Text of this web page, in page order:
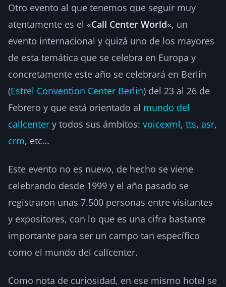
Otro evento al que tenemos que seguir muy
atentamente es el «Call Center World«, un
evento internacional y quizá uno de los mayores
de esta temática que se celebra en Europa y
concretamente este año se celebrará en Berlín
(Estrel Convention Center Berlin) del 23 al 26 de
Febrero y que está orientado al mundo del
callcenter y todos sus ámbitos: voicexml, tts, asr,
crm, etc…
Este evento no es nuevo, de hecho se viene
celebrando desde 1999 y el año pasado se
registraron unas 7.500 personas entre visitantes
y expositores, con lo que es una cifra bastante
importante para ser un campo tan específico
como el mundo del callcenter.
Como nota de curiosidad, en ese mismo hotel se